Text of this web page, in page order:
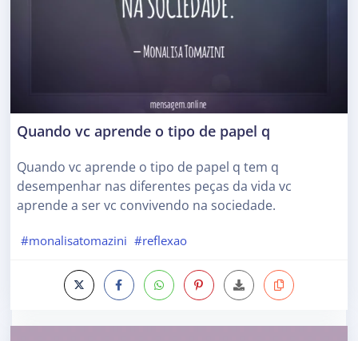
Quando vc aprende o tipo de papel q
Quando vc aprende o tipo de papel q tem q
desempenhar nas diferentes peças da vida vc
aprende a ser vc convivendo na sociedade.
#monalisatomazini #reflexao